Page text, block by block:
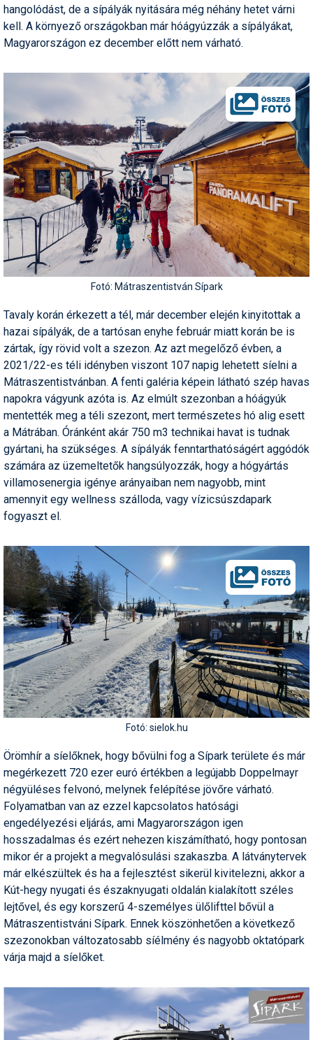
Humor
Hütte
Játékok
Kerékpár
Korcsolya
Könyvajánló
Magazinok
Munkavállalás
Pályázatok
Portálinfo
Rajzok
Síbérletárak
Síbörze
Sícipő
Sífelszerelés
Sífutás
Síléc
Símánia
Síoktatás
Síruházat
Síszerviz
Sítechnika
Síugrás
Snowboardfelszerelés
Sportorvos
Szakértők
Szánkó
Szótárak
Telemark
Téli sportok
Termékajánló
Túrasí
hangolódást, de a sípályák nyitására még néhány hetet várni
kell. A környező országokban már hóágyúzzák a sípályákat,
Magyarországon ez december előtt nem várható.
Fotó: Mátraszentistván Sípark
Tavaly korán érkezett a tél, már december elején kinyitottak a
hazai sípályák, de a tartósan enyhe február miatt korán be is
zártak, így rövid volt a szezon. Az azt megelőző évben, a
2021/22-es téli idényben viszont 107 napig lehetett síelni a
Mátraszentistvánban. A fenti galéria képein látható szép havas
napokra vágyunk azóta is. Az elmúlt szezonban a hóágyúk
mentették meg a téli szezont, mert természetes hó alig esett
a Mátrában. Óránként akár 750 m3 technikai havat is tudnak
gyártani, ha szükséges. A sípályák fenntarthatóságért aggódók
számára az üzemeltetők hangsúlyozzák, hogy a hógyártás
villamosenergia igénye arányaiban nem nagyobb, mint
amennyit egy wellness szálloda, vagy vízicsúszdapark
fogyaszt el.
Fotó: sielok.hu
Örömhír a síelőknek, hogy bővülni fog a Sípark területe és már
megérkezett 720 ezer euró értékben a legújabb Doppelmayr
négyüléses felvonó, melynek felépítése jövőre várható.
Folyamatban van az ezzel kapcsolatos hatósági
engedélyezési eljárás, ami Magyarországon igen
hosszadalmas és ezért nehezen kiszámítható, hogy pontosan
mikor ér a projekt a megvalósulási szakaszba. A látványtervek
már elkészültek és ha a fejlesztést sikerül kivitelezni, akkor a
Kút-hegy nyugati és északnyugati oldalán kialakított széles
lejtővel, és egy korszerű 4-személyes ülőlifttel bővül a
Mátraszentistváni Sípark. Ennek köszönhetően a következő
szezonokban változatosabb síélmény és nagyobb oktatópark
várja majd a síelőket.